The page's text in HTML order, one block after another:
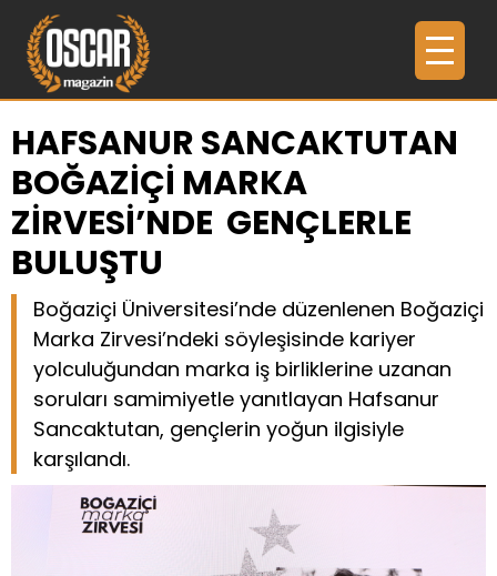
HAFSANUR SANCAKTUTAN
BOĞAZİÇİ MARKA
ZİRVESİ’NDE GENÇLERLE
BULUŞTU
Boğaziçi Üniversitesi’nde düzenlenen Boğaziçi
Marka Zirvesi’ndeki söyleşisinde kariyer
yolculuğundan marka iş birliklerine uzanan
soruları samimiyetle yanıtlayan Hafsanur
Sancaktutan, gençlerin yoğun ilgisiyle
karşılandı.